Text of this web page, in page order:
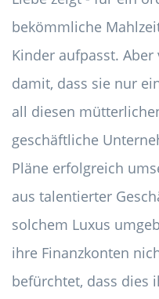
bekömmliche
Kinder aufpasst.
damit, dass sie nur
all diesen
geschäftliche
Pläne erfolgreich
aus talentierter
solchem ​​Luxus
ihre Finanzkonten
befürchtet, dass dies